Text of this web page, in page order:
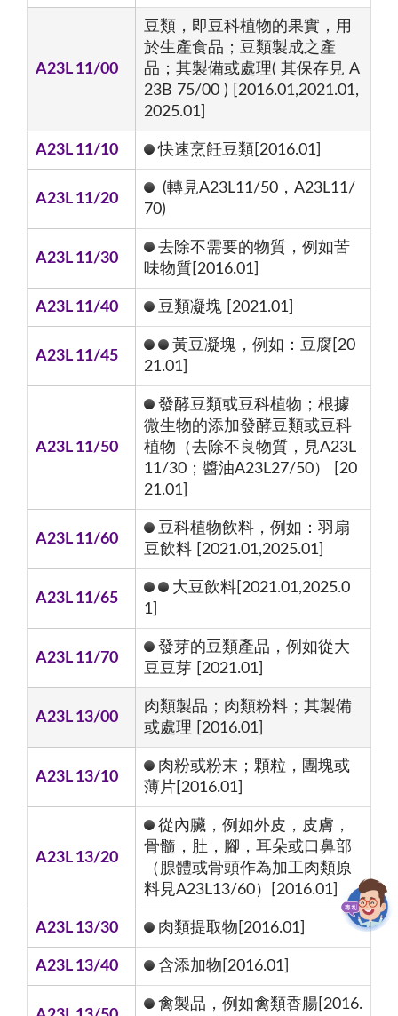
A23L 11/00
豆類，即豆科植物的果實，用
於生產食品；豆類製成之產
品；其製備或處理( 其保存見 A
23B 75/00 ) [2016.01,2021.01,
2025.01]
A23L 11/10 快速烹飪豆類[2016.01]
A23L 11/20
(轉見A23L11/50，A23L11/
70)
A23L 11/30
去除不需要的物質，例如苦
味物質[2016.01]
A23L 11/40 豆類凝塊 [2021.01]
A23L 11/45
黃豆凝塊，例如：豆腐[20
21.01]
A23L 11/50
發酵豆類或豆科植物；根據
微生物的添加發酵豆類或豆科
植物（去除不良物質，見A23L
11/30；醬油A23L27/50） [20
21.01]
A23L 11/60
豆科植物飲料，例如：羽扇
豆飲料 [2021.01,2025.01]
A23L 11/65
大豆飲料[2021.01,2025.0
1]
A23L 11/70
發芽的豆類產品，例如從大
豆豆芽 [2021.01]
A23L 13/00
肉類製品；肉類粉料；其製備
或處理 [2016.01]
A23L 13/10
肉粉或粉末；顆粒，團塊或
薄片[2016.01]
A23L 13/20
從內臟，例如外皮，皮膚，
骨髓，肚，腳，耳朵或口鼻部
（腺體或骨頭作為加工肉類原
料見A23L13/60）[2016.01]
A23L 13/30 肉類提取物[2016.01]
A23L 13/40 含添加物[2016.01]
禽製品，例如禽類香腸[2016.